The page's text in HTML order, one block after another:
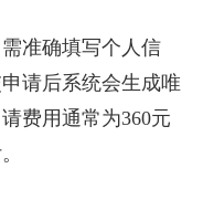
准确填写个人信
请后系统会生成唯
费用通常为360元